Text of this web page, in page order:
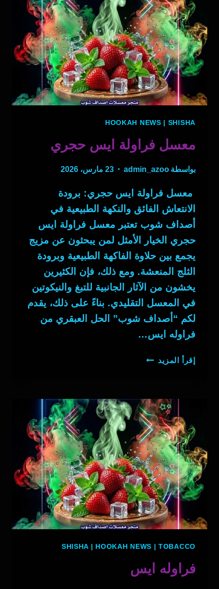
HOOKAH NEWS | SHISHA
معسل فراولة ايس حجري
بواسطة admin_azoo 23 مارس، 2026
معسل فراولة ايس حجري: برودة
الانتعاش الفائق والنكهة الطبيعية في
أصداف شوب تعتبر معسل فراولة ايس
حجري الخيار الأمثل لمن يبحثون عن مزيج
يجمع بين حلاوة الفاكهة الطبيعية وبرودة
الثلج المنعشة. ومع ذلك، فإن الكثيرين
يخشون من الآثار الجانبية للتبغ والنيكوتين
في المعسل التقليدي. بناءً على ذلك، يقدم
لكم “أصداف شوب” الحل العبقري من
فراوله ايس…
إقرأ المزيد معسل
SHISHA | HOOKAH NEWS |TOBACCO
فراوله ايس